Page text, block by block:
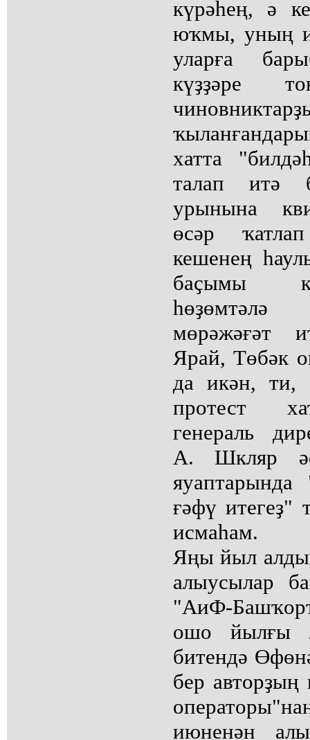
күрәһең, ә
юҡмы, уның
уларға
күҙҙәре
хатта
талап итә
урынына
өсәр
кешенең
баҫымы
мөрәжәғәт
Ярай, Төбәк
да икән, ти,
протест
генераль
А. Шкляр
яуаптарында
ғәфү итегеҙ"
исмаһам.
Яңы йыл
алыусылар
"АиФ-
ошо йылғы
битендә
бер
июненән